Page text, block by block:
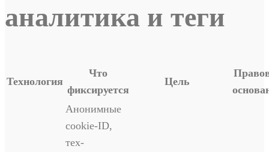
аналитика и теги
Технология
Что
фиксируется
Цель
Анонимные
cookie-ID,
тех-